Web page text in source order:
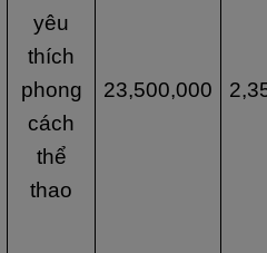
yêu
thích
phong
cách
thể
thao
23,500,000